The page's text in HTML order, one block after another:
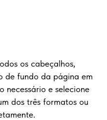
os cabeçalhos,
de fundo da página em
necessário e selecione
dos três formatos ou